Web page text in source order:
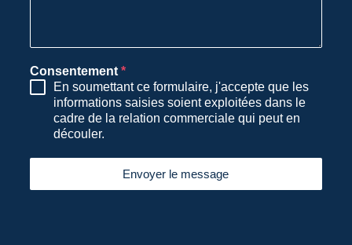
Consentement*
En soumettant ce formulaire, j'accepte que les
informations saisies soient exploitées dans le
cadre de la relation commerciale qui peut en
découler.
Envoyer le message